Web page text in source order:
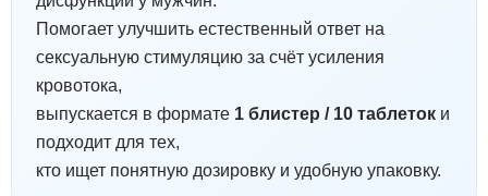
Помогает улучшить естественный ответ на
сексуальную стимуляцию за счёт усиления
кровотока,
выпускается в формате 1 блистер / 10 таблеток и
подходит для тех,
кто ищет понятную дозировку и удобную упаковку.